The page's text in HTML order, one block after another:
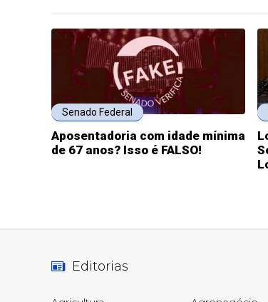
Senado Federal
Aposentadoria com idade mínima
de 67 anos? Isso é FALSO!
Editorias